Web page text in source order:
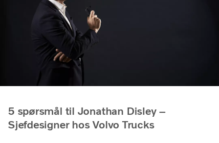
5 spørsmål til Jonathan Disley –
Sjefdesigner hos Volvo Trucks